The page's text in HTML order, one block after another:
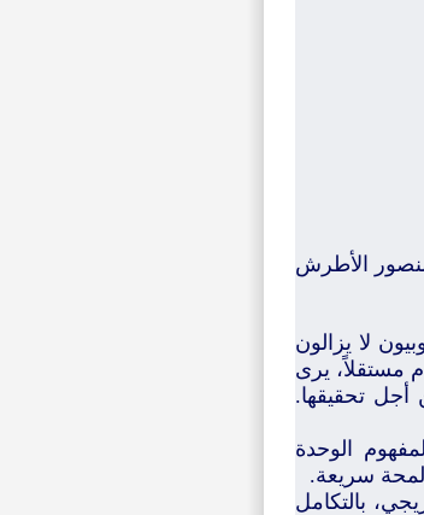
الأطرش
لا يزالون
مستقلاً، يرى
أجل تحقيقها.
الوحدة
سريعة.
بالتكامل